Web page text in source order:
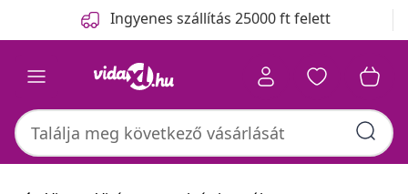
Ingyenes szállítás 25000 ft felett